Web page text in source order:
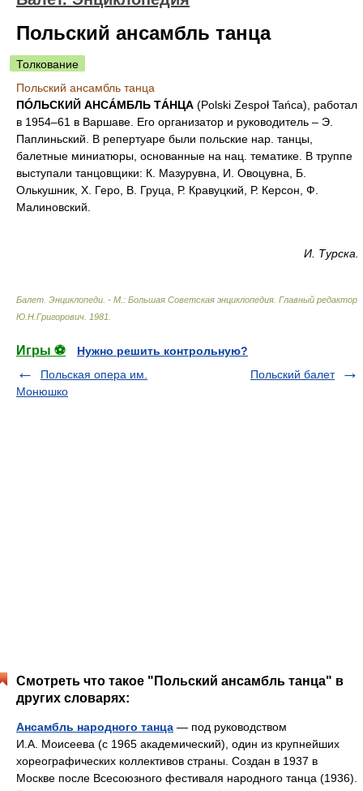
Польский ансамбль танца
Толкование
Польский ансамбль танца
ПÓЛЬСКИЙ АНСÁМБЛЬ ТÁНЦА (Polski Zespoł Tańca), работал
в 1954–61 в Варшаве. Его организатор и руководитель – Э.
Паплиньский. В репертуаре были польские нар. танцы,
балетные миниатюры, основанные на нац. тематике. В труппе
выступали танцовщики: К. Мазурувна, И. Овоцувна, Б.
Олькушник, X. Геро, В. Груца, Р. Кравуцкий, Р. Керсон, Ф.
Малиновский.
И. Турска.
Балет. Энциклопеди. - М.: Большая Советская энциклопедия Главный редактор
Ю.Н.Григорович 1981
Игры ⚽
Нужно решить контрольную?
Польская опера им.
Монюшко
Польский балет
Смотреть что такое "Польский ансамбль танца" в
других словарях:
Ансамбль народного танца — под руководством
И.А. Моисеева (с 1965 академический), один из крупнейших
хореографических коллективов страны. Создан в 1937 в
Москве после Всесоюзного фестиваля народного танца (1936).